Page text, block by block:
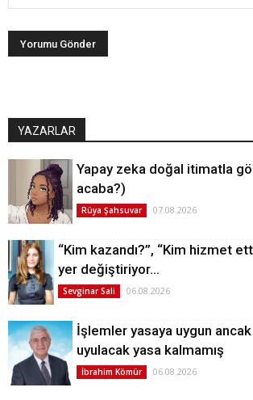
YAZARLAR
Yapay zeka doğal itimatla
acaba?)
Rüya Şahsuvar 07.08.2026
“Kim kazandı?”, “Kim hizmet
yer değiştiriyor…
Sevginar Sali 06.08.2026
İşlemler yasaya uygun
uyulacak yasa kalmamış
İbrahim Kömür 06.08.2026